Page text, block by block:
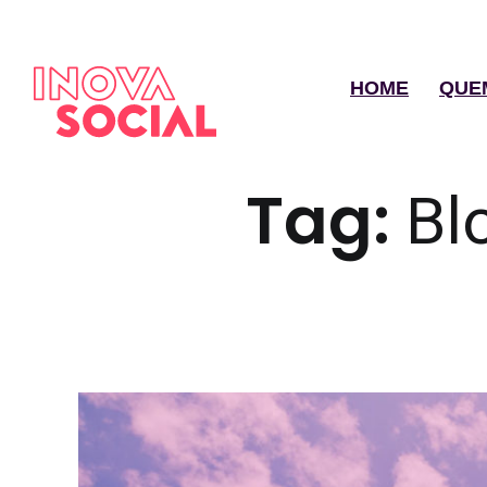
HOME
Tag: